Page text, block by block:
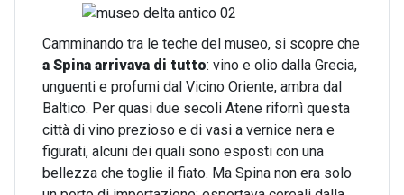
Camminando tra le teche del museo, si scopre che
a Spina arrivava di tutto: vino e olio dalla Grecia,
unguenti e profumi dal Vicino Oriente, ambra dal
Baltico. Per quasi due secoli Atene rifornì questa
città di vino prezioso e di vasi a vernice nera e
figurati, alcuni dei quali sono esposti con una
bellezza che toglie il fiato. Ma Spina non era solo